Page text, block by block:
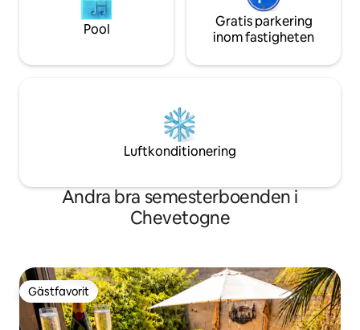
Pool
Gratis parkering
inom fastigheten
Luftkonditionering
Andra bra semesterboenden i
Chevetogne
Gästfavorit
Gästfavorit